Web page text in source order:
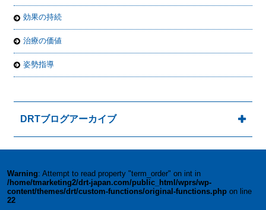
効果の持続
治療の価値
姿勢指導
DRTブログアーカイブ
Warning: Attempt to read property "term_order" on int in
/home/tmarketing2/drt-japan.com/public_html/wprs/wp-
content/themes/drt/custom-functions/original-functions.phpon line
22